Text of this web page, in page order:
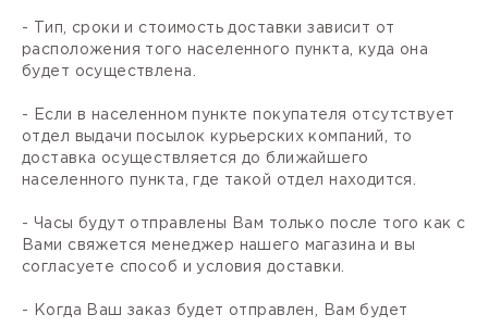
- Тип, сроки и стоимость доставки зависит от
расположения того населенного пункта, куда она
будет осуществлена.
- Если в населенном пункте покупателя отсутствует
отдел выдачи посылок курьерских компаний, то
доставка осуществляется до ближайшего
населенного пункта, где такой отдел находится.
- Часы будут отправлены Вам только после того как с
Вами свяжется менеджер нашего магазина и вы
согласуете способ и условия доставки.
- Когда Ваш заказ будет отправлен, Вам будет